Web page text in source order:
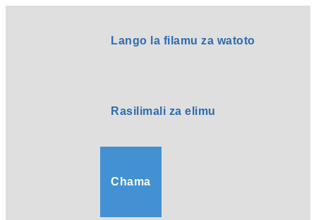
Lango la filamu za watoto
Rasilimali za elimu
Chama